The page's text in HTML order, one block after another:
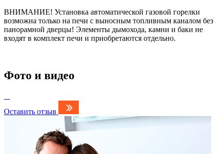
ВНИМАНИЕ! Установка автоматической газовой горелки
возможна только на печи с выносным топливным каналом без
панорамной дверцы! Элементы дымохода, камни и баки не
входят в комплект печи и приобретаются отдельно.
Фото и видео
Оставить отзыв